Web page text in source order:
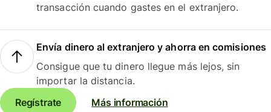
transacción cuando gastes en el extranjero.
Envía dinero al extranjero y ahorra en comisiones
Consigue que tu dinero llegue más lejos, sin
importar la distancia.
Regístrate
Más información